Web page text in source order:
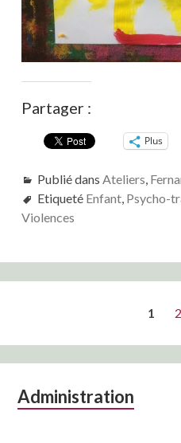
Partager :
Plus
Publié dans Ateliers
Etiqueté Enfant, Psycho-
Violences
publications
PAGE
1 2
Colonne
Administration